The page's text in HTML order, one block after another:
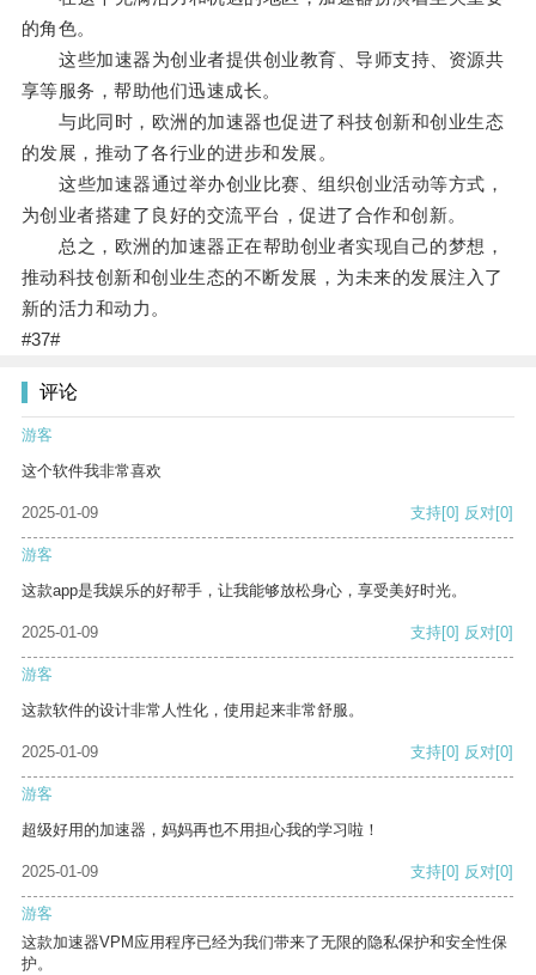
的角色。
这些加速器为创业者提供创业教育、导师支持、资源共
享等服务，帮助他们迅速成长。
与此同时，欧洲的加速器也促进了科技创新和创业生态
的发展，推动了各行业的进步和发展。
这些加速器通过举办创业比赛、组织创业活动等方式，
为创业者搭建了良好的交流平台，促进了合作和创新。
总之，欧洲的加速器正在帮助创业者实现自己的梦想，
推动科技创新和创业生态的不断发展，为未来的发展注入了
新的活力和动力。
#37#
评论
游客
这个软件我非常喜欢
2025-01-09 支持[0] 反对[0]
游客
这款app是我娱乐的好帮手，让我能够放松身心，享受美好时光。
2025-01-09 支持[0] 反对[0]
游客
这款软件的设计非常人性化，使用起来非常舒服。
2025-01-09 支持[0] 反对[0]
游客
超级好用的加速器，妈妈再也不用担心我的学习啦！
2025-01-09 支持[0] 反对[0]
游客
这款加速器VPM应用程序已经为我们带来了无限的隐私保护和安全性保
护。